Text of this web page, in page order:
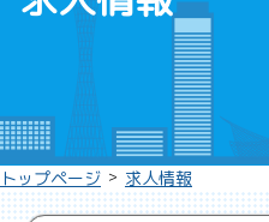
トップページ > 求人情報